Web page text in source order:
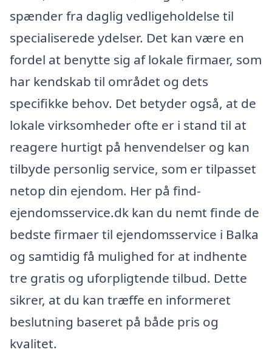
spænder fra daglig vedligeholdelse til
specialiserede ydelser. Det kan være en
fordel at benytte sig af lokale firmaer, som
har kendskab til området og dets
specifikke behov. Det betyder også, at de
lokale virksomheder ofte er i stand til at
reagere hurtigt på henvendelser og kan
tilbyde personlig service, som er tilpasset
netop din ejendom. Her på find-
ejendomsservice.dk kan du nemt finde de
bedste firmaer til ejendomsservice i Balka
og samtidig få mulighed for at indhente
tre gratis og uforpligtende tilbud. Dette
sikrer, at du kan træffe en informeret
beslutning baseret på både pris og
kvalitet.